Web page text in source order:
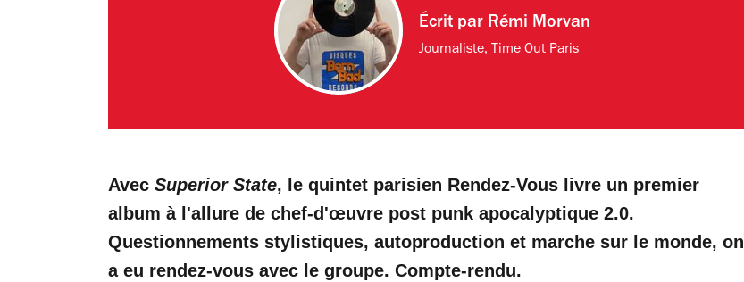
Écrit par Rémi Morvan
Journaliste, Time Out Paris
Avec Superior State, le quintet parisien Rendez-Vous livre un premier
album à l'allure de chef-d'œuvre post punk apocalyptique 2.0.
Questionnements stylistiques, autoproduction et marche sur le monde, on
a eu rendez-vous avec le groupe. Compte-rendu.